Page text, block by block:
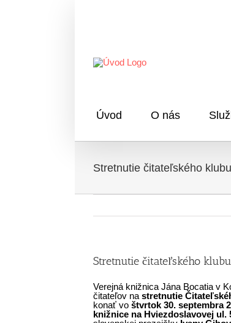
Úvod O nás
Stretnutie čitateľského klubu
Stretnutie čitateľského klubu
Verejná knižnica Jána Bocatia v
čitateľov na stretnutie
konať vo štvrtok 30. septembra
knižnice na Hviezdoslavovej ul.